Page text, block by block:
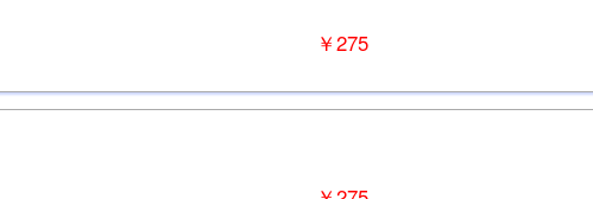
￥275